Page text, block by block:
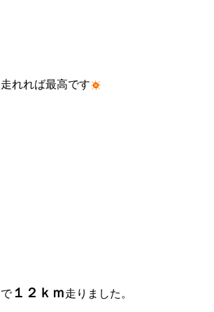
れれば最高です
１２ｋｍ走りました。